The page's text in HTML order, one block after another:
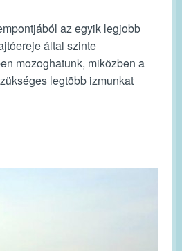
az egyik legjobb
által szinte
mozoghatunk, miközben a
legtöbb izmunkat